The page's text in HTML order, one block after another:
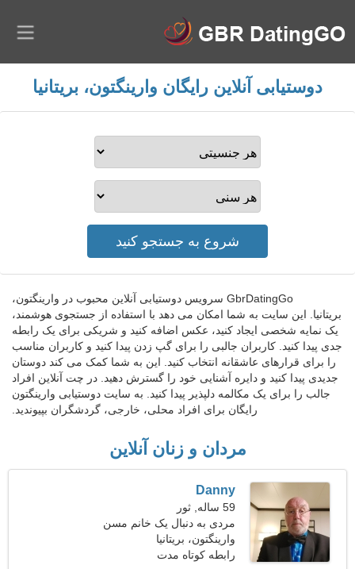
دوستیابی آنلاین رایگان وارینگتون، بریتانیا
GbrDatingGo سرویس دوستیابی آنلاین محبوب در وارینگتون،
بریتانیا. این سایت به شما امکان می دهد با استفاده از جستجوی هوشمند،
یک نمایه شخصی ایجاد کنید، عکس اضافه کنید و شریکی برای یک رابطه
جدی پیدا کنید. کاربران جالبی را برای گپ زدن پیدا کنید و کاربران مناسب
را برای قرارهای عاشقانه انتخاب کنید. این به شما کمک می کند دوستان
جدیدی پیدا کنید و دایره آشنایی خود را گسترش دهید. در چت آنلاین افراد
جالب را برای یک مکالمه دلپذیر پیدا کنید. به سایت دوستیابی وارینگتون
رایگان برای افراد محلی، خارجی، گردشگران بپیوندید.
مردان و زنان آنلاین
Danny
59 ساله, ثور
مردی به دنبال یک خانم مسن
وارینگتون، بریتانیا
رابطه کوتاه مدت